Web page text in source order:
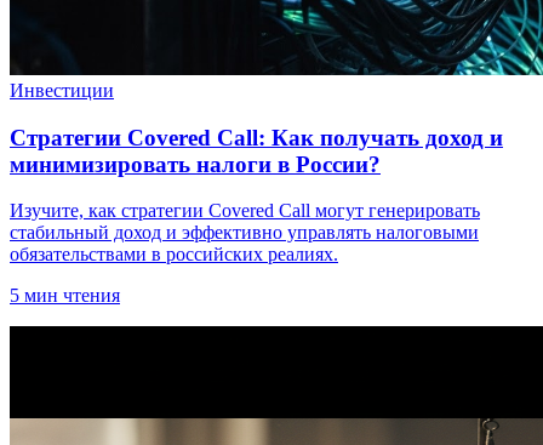
Инвестиции
Стратегии Covered Call: Как получать доход и
минимизировать налоги в России?
Изучите, как стратегии Covered Call могут генерировать
стабильный доход и эффективно управлять налоговыми
обязательствами в российских реалиях.
5 мин чтения